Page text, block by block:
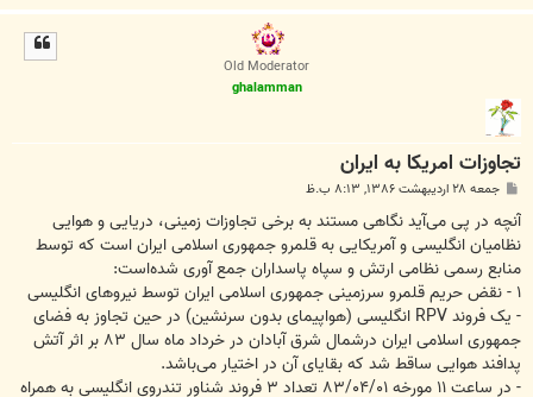
Old Moderator
ghalamman
تجاوزات امريکا به ايران
ت
جمعه ۲۸ اردیبهشت ۱۳۸۶, ۸:۱۳ ب.ظ
آنچه در پی می‌آید نگاهی مستند به برخی تجاوزات زمینی، دریایی و هوایی
نظامیان انگلیسی و آمریکایی به قلمرو جمهوری اسلامی ایران است که توسط
منابع رسمی نظامی ارتش و سپاه پاسداران جمع آوری شده‌است:
‪ - ۱‬نقض حریم قلمرو سرزمینی جمهوری اسلامی ایران توسط نیروهای انگلیسی
- یک فروند ‪ RPV‬انگلیسی (هواپیمای بدون سرنشین) در حین تجاوز به فضای
جمهوری اسلامی ایران درشمال شرق آبادان در خرداد ماه سال ‪ ۸۳‬بر اثر آتش
پدافند هوایی ساقط شد که بقایای آن در اختیار می‌باشد.